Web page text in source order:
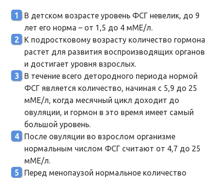
В детском возрасте уровень ФСГ невелик, до 9
лет его норма – от 1,5 до 4 мМЕ/л.
К подростковому возрасту количество гормона
растет для развития воспроизводящих органов
и достигает уровня взрослых.
В течение всего детородного периода нормой
ФСГ является количество, начиная с 5,9 до 25
мМЕ/л, когда месячный цикл доходит до
овуляции, и гормон в это время имеет самый
большой уровень.
После овуляции во взрослом организме
нормальным числом ФСГ считают от 4,7 до 25
мМЕ/л.
Перед менопаузой нормальное количество